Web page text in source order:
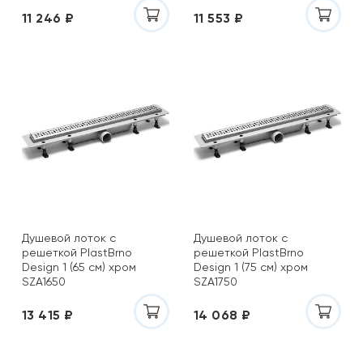
11 246 ₽ 11 553 ₽
Душевой лоток с
решеткой PlastBrno
Design 1 (65 см) хром
SZA1650
13 415 ₽
Душевой лоток с
решеткой PlastBrno
Design 1 (75 см) хром
SZA1750
14 068 ₽